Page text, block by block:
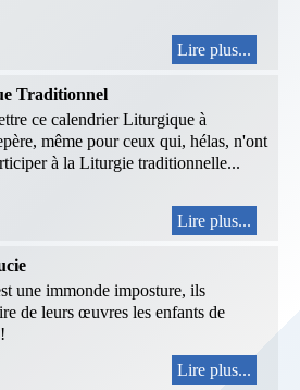
Lire plus...
Traditionnel
ce calendrier Liturgique à
même pour ceux qui, hélas, n'ont
à la Liturgie traditionnelle...
Lire plus...
une immonde imposture, ils
de leurs œuvres les enfants de
Lire plus...